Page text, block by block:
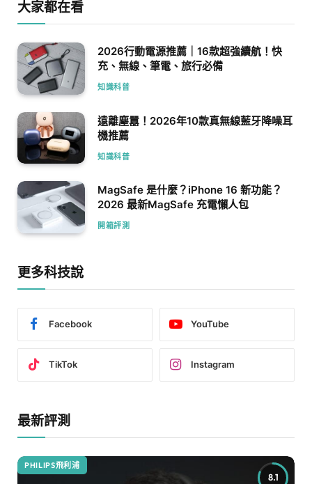
大家都在看
2026行動電源推薦｜16款超強續航！快
充、無線、筆電、旅行必備
知識科普
遠離塵囂！2026年10款真無線藍牙降噪耳
機推薦
知識科普
MagSafe 是什麼？iPhone 16 新功能？
2026 最新MagSafe 充電懶人包
開箱評測
更多科技說
Facebook YouTube
TikTok Instagram
最新評測
8.1
PHILIPS飛利浦